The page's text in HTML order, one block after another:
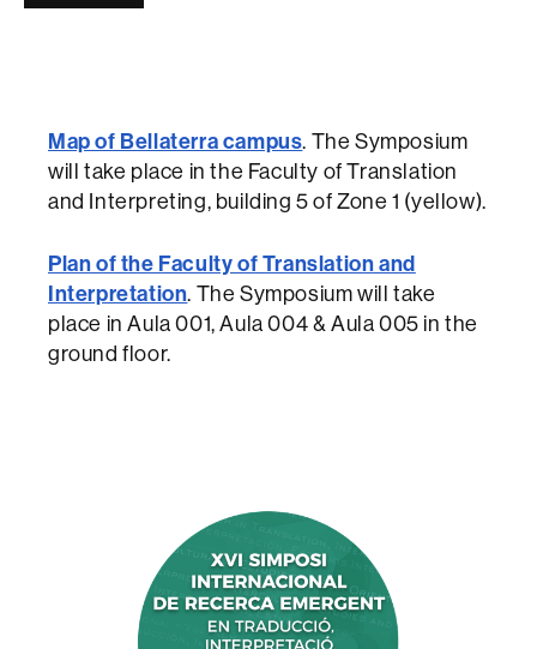
Map of Bellaterra campus. The Symposium
will take place in the Faculty of Translation
and Interpreting, building 5 of Zone 1 (yellow).
Plan of the Faculty of Translation and
Interpretation. The Symposium will take
place in Aula 001, Aula 004 & Aula 005 in the
ground floor.